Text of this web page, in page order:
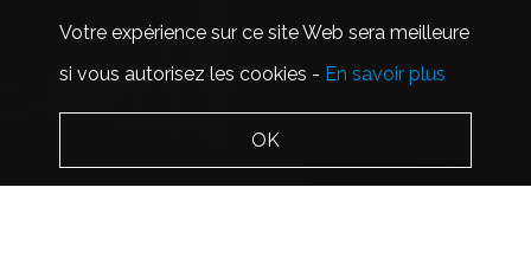
Votre expérience sur ce site Web sera meilleure
si vous autorisez les cookies - En savoir plus
OK